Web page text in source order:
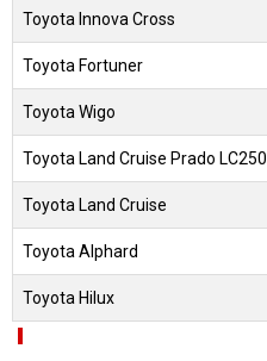
Toyota Innova Cross
Toyota Fortuner
Toyota Wigo
Toyota Land Cruise Prado LC250
Toyota Land Cruise
Toyota Alphard
Toyota Hilux